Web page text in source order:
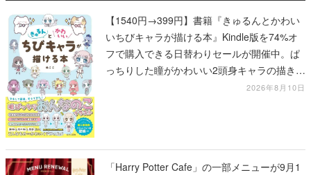
【1540円→399円】書籍『きゅるんとかわい
いちびキャラが描ける本』Kindle版を74%オ
フで購入できる日替わりセールが開催中。ぱ
っちりした瞳がかわいい2頭身キャラの描き方
2026年8月10日
「Harry Potter Cafe」の一部メニューが9月1